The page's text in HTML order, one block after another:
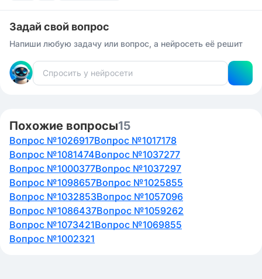
Задай свой вопрос
Напиши любую задачу или вопрос, а нейросеть её решит
Похожие вопросы15
Вопрос №1026917Вопрос №1017178
Вопрос №1081474Вопрос №1037277
Вопрос №1000377Вопрос №1037297
Вопрос №1098657Вопрос №1025855
Вопрос №1032853Вопрос №1057096
Вопрос №1086437Вопрос №1059262
Вопрос №1073421Вопрос №1069855
Вопрос №1002321